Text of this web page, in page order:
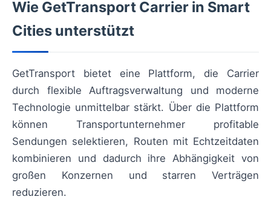
Wie GetTransport Carrier in Smart
Cities unterstützt
GetTransport bietet eine Plattform, die Carrier
durch flexible Auftragsverwaltung und moderne
Technologie unmittelbar stärkt. Über die Plattform
können Transportunternehmer profitable
Sendungen selektieren, Routen mit Echtzeitdaten
kombinieren und dadurch ihre Abhängigkeit von
großen Konzernen und starren Verträgen
reduzieren.